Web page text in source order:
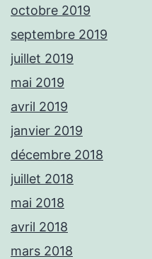
octobre 2019
septembre 2019
juillet 2019
mai 2019
avril 2019
janvier 2019
décembre 2018
juillet 2018
mai 2018
avril 2018
mars 2018